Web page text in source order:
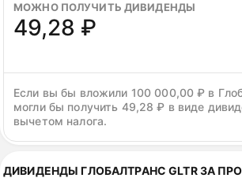
МОЖНО ПОЛУЧИТЬ ДИВИДЕНДЫ
49,28 ₽
Если вы бы вложили 100 000,00 ₽ в
могли бы получить 49,28 ₽ в виде
вычетом налога.
ДИВИДЕНДЫ ГЛОБАЛТРАНС GLTR ЗА